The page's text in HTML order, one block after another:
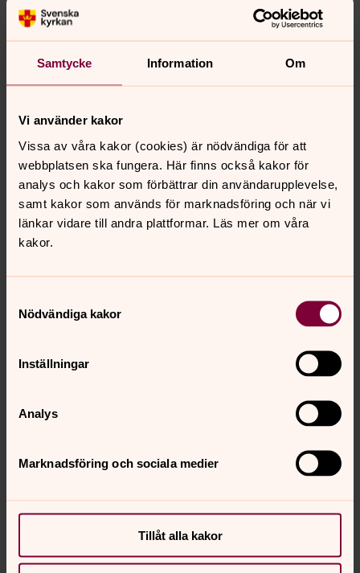
Samtycke Information Om
Vi använder kakor
Vissa av våra kakor (cookies) är nödvändiga för att
webbplatsen ska fungera. Här finns också kakor för
analys och kakor som förbättrar din användarupplevelse,
samt kakor som används för marknadsföring och när vi
länkar vidare till andra plattformar. Läs mer om våra
kakor.
Nödvändiga kakor
Inställningar
Analys
Marknadsföring och sociala medier
Tillåt alla kakor
Christina Ahlenius
Synpunkter eller frågor på sidans
innehåll?